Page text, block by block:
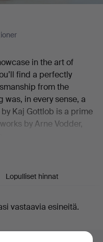
in the art of
find a perfectly
from the
in every sense, a
Kaj Gottlob is a prime
by Arne Vodder,
(not to be
no further introduction
Lopulliset hinnat
vastaavia esineitä.